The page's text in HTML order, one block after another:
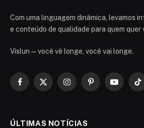
Com uma linguagem dinâmica, levamos
e conteúdo de qualidade para quem quer
Vislun — você vê longe, você vai longe.
Facebook
X
InstagramPinterestYouTube
ÚLTIMAS NOTÍCIAS